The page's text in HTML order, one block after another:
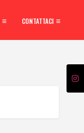
CONTATTACI